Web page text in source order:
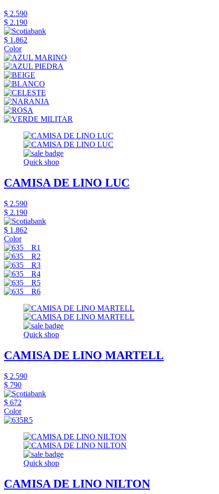
$ 2.590
$ 2.190
$ 1.862
Color
Quick shop
CAMISA DE LINO LUC
$ 2.590
$ 2.190
$ 1.862
Color
Quick shop
CAMISA DE LINO MARTELL
$ 2.590
$ 790
$ 672
Color
Quick shop
CAMISA DE LINO NILTON